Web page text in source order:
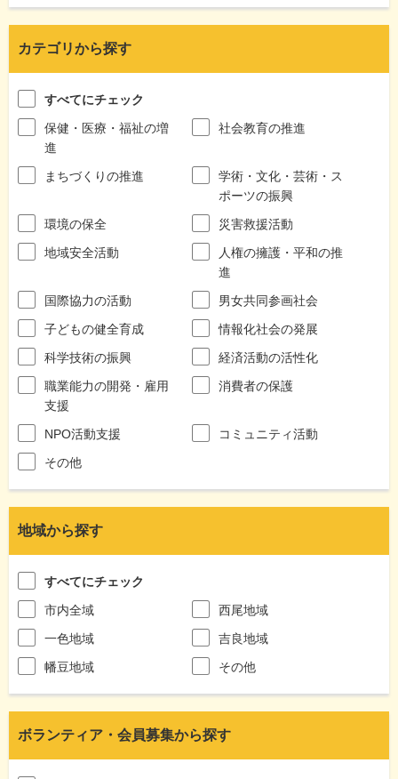
カテゴリから探す
すべてにチェック
保健・医療・福祉の増
進
社会教育の推進
まちづくりの推進
学術・文化・芸術・ス
ポーツの振興
環境の保全
災害救援活動
地域安全活動
人権の擁護・平和の推
進
国際協力の活動
男女共同参画社会
子どもの健全育成
情報化社会の発展
科学技術の振興
経済活動の活性化
職業能力の開発・雇用
支援
消費者の保護
NPO活動支援
コミュニティ活動
その他
地域から探す
すべてにチェック
市内全域
西尾地域
一色地域
吉良地域
幡豆地域
その他
ボランティア・会員募集から探す